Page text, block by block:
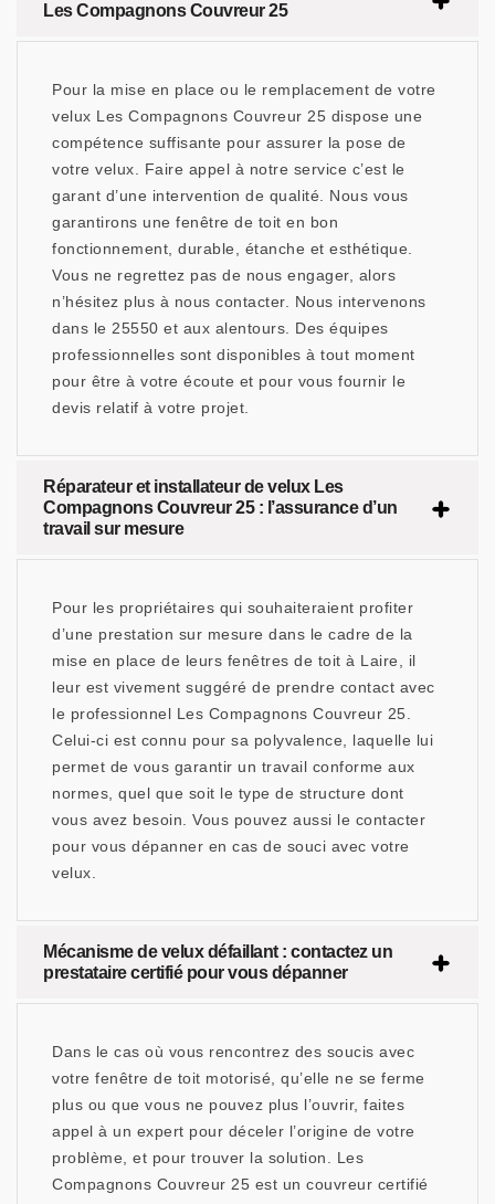
Les Compagnons Couvreur 25
Pour la mise en place ou le remplacement de votre
velux Les Compagnons Couvreur 25 dispose une
compétence suffisante pour assurer la pose de
votre velux. Faire appel à notre service c’est le
garant d’une intervention de qualité. Nous vous
garantirons une fenêtre de toit en bon
fonctionnement, durable, étanche et esthétique.
Vous ne regrettez pas de nous engager, alors
n’hésitez plus à nous contacter. Nous intervenons
dans le 25550 et aux alentours. Des équipes
professionnelles sont disponibles à tout moment
pour être à votre écoute et pour vous fournir le
devis relatif à votre projet.
Réparateur et installateur de velux Les
Compagnons Couvreur 25 : l’assurance d’un
travail sur mesure
Pour les propriétaires qui souhaiteraient profiter
d’une prestation sur mesure dans le cadre de la
mise en place de leurs fenêtres de toit à Laire, il
leur est vivement suggéré de prendre contact avec
le professionnel Les Compagnons Couvreur 25.
Celui-ci est connu pour sa polyvalence, laquelle lui
permet de vous garantir un travail conforme aux
normes, quel que soit le type de structure dont
vous avez besoin. Vous pouvez aussi le contacter
pour vous dépanner en cas de souci avec votre
velux.
Mécanisme de velux défaillant : contactez un
prestataire certifié pour vous dépanner
Dans le cas où vous rencontrez des soucis avec
votre fenêtre de toit motorisé, qu’elle ne se ferme
plus ou que vous ne pouvez plus l’ouvrir, faites
appel à un expert pour déceler l’origine de votre
problème, et pour trouver la solution. Les
Compagnons Couvreur 25 est un couvreur certifié